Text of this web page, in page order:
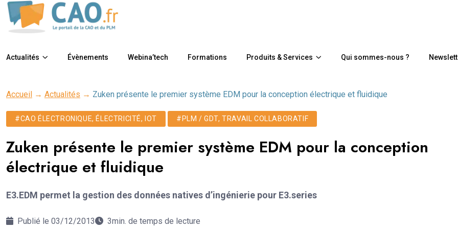
Actualités Évènements Webina’tech Formations Produits & Services Qui sommes-nous ?
Accueil → Actualités → Zuken présente le premier système EDM pour la conception électrique et fluidique
#CAO ÉLECTRONIQUE, ÉLECTRICITÉ, IOT #PLM / GDT, TRAVAIL COLLABORATIF
Zuken présente le premier système EDM pour la conception
électrique et fluidique
E3.EDM permet la gestion des données natives d’ingénierie pour E3.series
Publié le 03/12/2013 3min. de temps de lecture